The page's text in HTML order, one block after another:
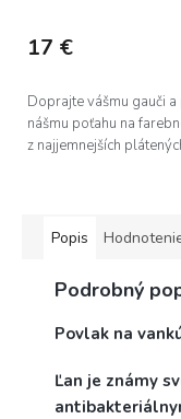
17 €
Doprajte vášmu gauči
nášmu poťahu na
z najjemnejších
Popis
Podrobný
Povlak na
Ľan je známy